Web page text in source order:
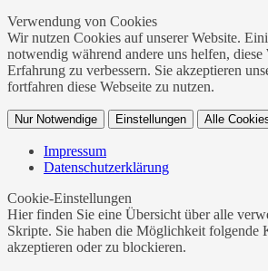
Verwendung von Cookies
Wir nutzen Cookies auf unserer Website.
notwendig während andere uns helfen, diese
Erfahrung zu verbessern. Sie akzeptieren
fortfahren diese Webseite zu nutzen.
Nur Notwendige Einstellungen Alle
Impressum
Datenschutzerklärung
Cookie-Einstellungen
Hier finden Sie eine Übersicht über alle
Skripte. Sie haben die Möglichkeit folgende
akzeptieren oder zu blockieren.